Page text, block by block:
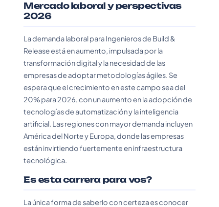
Mercado laboral y perspectivas
2026
La demanda laboral para Ingenieros de Build &
Release está en aumento, impulsada por la
transformación digital y la necesidad de las
empresas de adoptar metodologías ágiles. Se
espera que el crecimiento en este campo sea del
20% para 2026, con un aumento en la adopción de
tecnologías de automatización y la inteligencia
artificial. Las regiones con mayor demanda incluyen
América del Norte y Europa, donde las empresas
están invirtiendo fuertemente en infraestructura
tecnológica.
Es esta carrera para vos?
La única forma de saberlo con certeza es conocer